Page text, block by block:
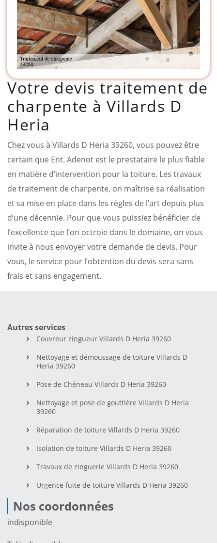
Votre devis traitement de
charpente à Villards D
Heria
Chez vous à Villards D Heria 39260, vous pouvez être
certain que Ent. Adenot est le prestataire le plus fiable
en matière d’intervention pour la toiture. Les travaux
de traitement de charpente, on maîtrise sa réalisation
et sa mise en place dans les règles de l’art depuis plus
d’une décennie. Pour que vous puissiez bénéficier de
l’excellence que l’on octroie dans le domaine, on vous
invite à nous envoyer votre demande de devis. Pour
vous, le service pour l’obtention du devis sera sans
frais et sans engagement.
Autres services
Couvreur zingueur Villards D Heria 39260
Nettoyage et démoussage de toiture Villards D
Heria 39260
Pose de Chéneau Villards D Heria 39260
Nettoyage et pose de gouttière Villards D Heria
39260
Réparation de toiture Villards D Heria 39260
Isolation de toiture Villards D Heria 39260
Travaux de zinguerie Villards D Heria 39260
Urgence fuite de toiture Villards D Heria 39260
Nos coordonnées
indisponible